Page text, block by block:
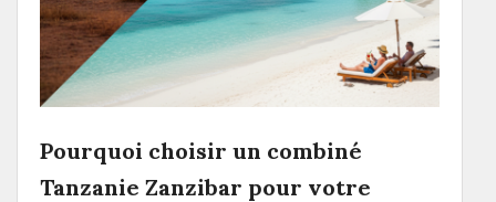
Pourquoi choisir un combiné
Tanzanie Zanzibar pour votre